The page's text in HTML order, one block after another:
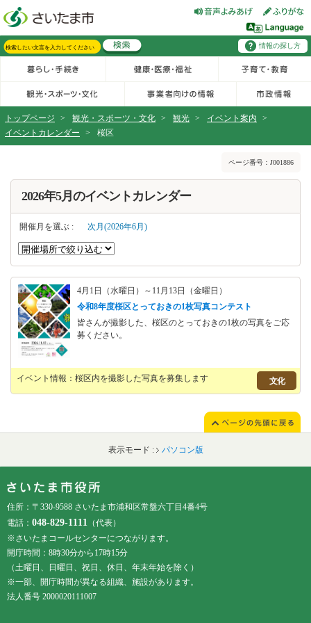
情報の探し方
トップページ > 観光・スポーツ・文化 > 観光 > イベント案内
>
イベントカレンダー
> 桜区
ページ番号：J001886
2026年5月のイベントカレンダー
開催月を選ぶ : 次月(2026年6月)
4月1日（水曜日）～11月13日（金曜日）
令和8年度桜区とっておきの1枚写真コンテスト
皆さんが撮影した、桜区のとっておきの1枚の写真をご応
募ください。
イベント情報：桜区内を撮影した写真を募集します 文化
表示モード : パソコン版
住所：〒330-9588 さいたま市浦和区常盤六丁目4番4号
電話： 048-829-1111 （代表）
※さいたまコールセンターにつながります。
開庁時間：8時30分から17時15分
（土曜日、日曜日、祝日、休日、年末年始を除く）
※一部、開庁時間が異なる組織、施設があります。
法人番号 2000020111007